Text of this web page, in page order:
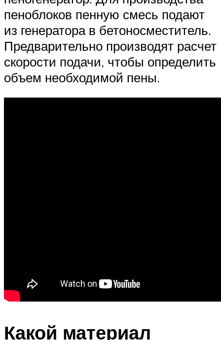
пеноблоков пенную смесь подают
из генератора в бетоносместитель.
Предварительно производят расчет
скорости подачи, чтобы определить
объем необходимой пены.
Какой материал